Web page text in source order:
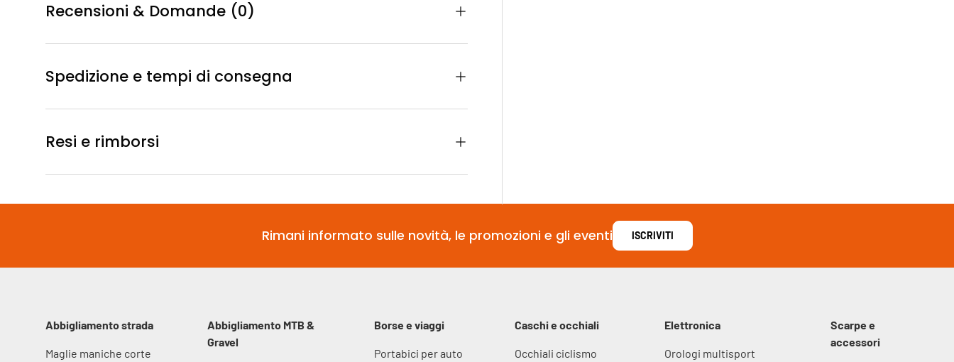
Recensioni & Domande (0)
Spedizione e tempi di consegna
Resi e rimborsi
Rimani informato sulle novità, le promozioni e gli eventi ISCRIVITI
Abbigliamento strada
Maglie maniche corte
Abbigliamento MTB &
Gravel
Borse e viaggi
Portabici per auto
Caschi e occhiali
Occhiali ciclismo
Elettronica
Orologi multisport
Scarpe e
accessori